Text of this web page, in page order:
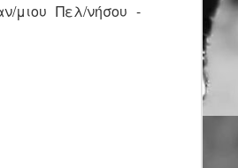
μιου Πελ/νήσου -